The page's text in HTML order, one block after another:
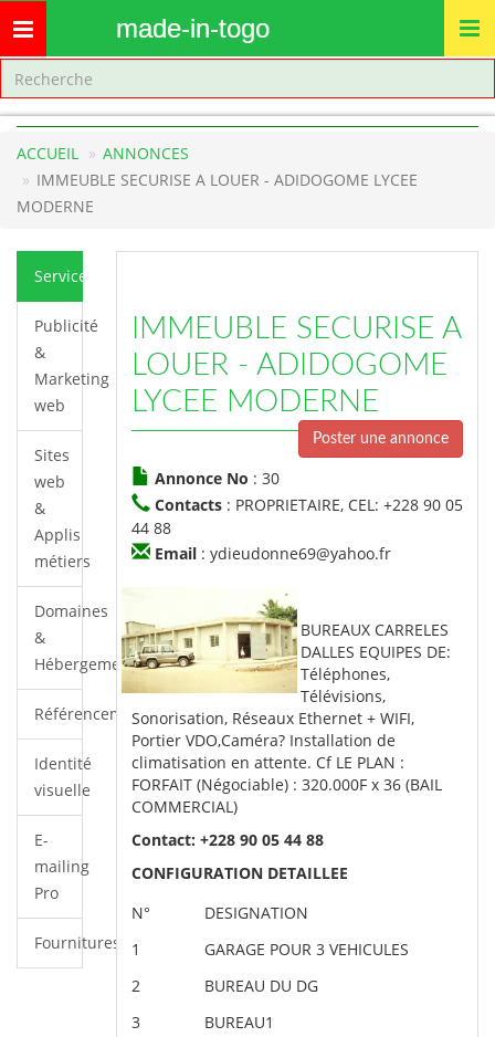
Toggle
navigation
made-in-togo
ACCUEIL
ANNONCES
IMMEUBLE SECURISE A LOUER - ADIDOGOME LYCEE
MODERNE
Services
Publicité
&
Marketing
web
Sites
web
&
Applis
métiers
Domaines
&
Hébergements
Référencements/SEO
Identité
visuelle
E-
mailing
Pro
Fournitures
IMMEUBLE SECURISE A
LOUER - ADIDOGOME
LYCEE MODERNE
Poster une annonce
Annonce No : 30
Contacts : PROPRIETAIRE, CEL: +228 90 05
44 88
Email : ydieudonne69@yahoo.fr
BUREAUX CARRELES
DALLES EQUIPES DE:
Téléphones,
Télévisions,
Sonorisation, Réseaux Ethernet + WIFI,
Portier VDO,Caméra? Installation de
climatisation en attente. Cf LE PLAN :
FORFAIT (Négociable) : 320.000F x 36 (BAIL
COMMERCIAL)
Contact: +228 90 05 44 88
CONFIGURATION DETAILLEE
N°
DESIGNATION
1
GARAGE POUR 3 VEHICULES
2
BUREAU DU DG
3
BUREAU1